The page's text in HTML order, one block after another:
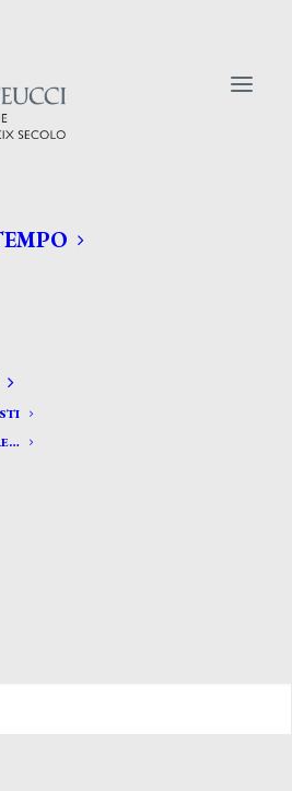
ARTISTI:
Louis *
LOUIS
lo studio di J. L. David. Nel